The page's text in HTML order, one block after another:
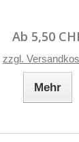
Ab 5,50
zzgl.
Mehr